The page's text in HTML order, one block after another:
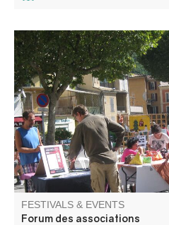
Venez à la rencontre des
activités qu'elles proposent
FESTIVALS & EVENTS
Forum des associations